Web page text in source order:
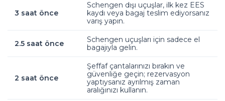
3 saat önce
Schengen dışı uçuşlar, ilk kez EES
kaydı veya bagaj teslim ediyorsanız
varış yapın.
2.5 saat önce
Schengen uçuşları için sadece el
bagajıyla gelin.
2 saat önce
Şeffaf çantalarınızı bırakın ve
güvenliğe geçin; rezervasyon
yaptıysanız ayrılmış zaman
aralığınızı kullanın.